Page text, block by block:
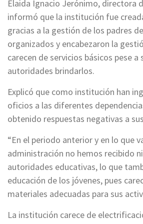
Elaida Ignacio Jerónimo, directora
informó que la institución fue
gracias a la gestión de los padres
organizados y encabezaron la
carecen de servicios básicos pese a
autoridades brindarlos.
Explicó que como institución han
oficios a las diferentes
obtenido respuestas negativas a
“En el periodo anterior y en lo que
administración no hemos recibido
autoridades educativas, lo que
educación de los jóvenes, pues
materiales adecuadas para sus
La institución carece de